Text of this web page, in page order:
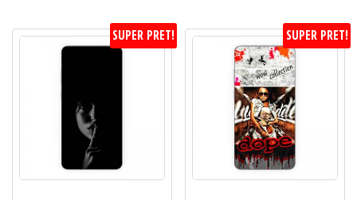
SUPER PRET! SUPER PRET!